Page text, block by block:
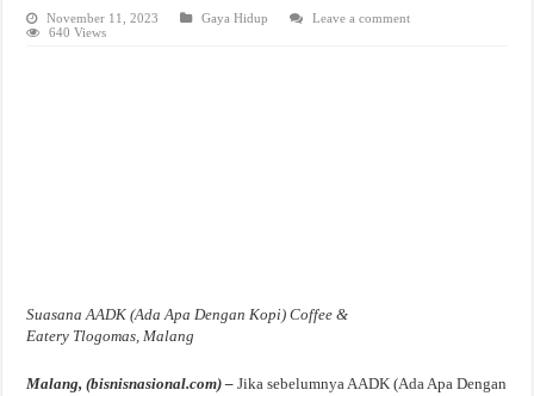
November 11, 2023 Gaya Hidup
Leave a comment
640 Views
Suasana AADK (Ada Apa Dengan Kopi) Coffee &
Eatery Tlogomas, Malang
Malang, (bisnisnasional.com) – Jika sebelumnya AADK (Ada Apa Dengan